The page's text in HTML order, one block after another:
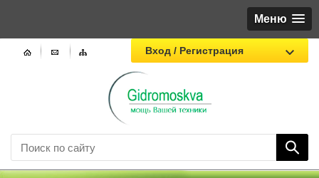
Меню
Вход / Регистрация